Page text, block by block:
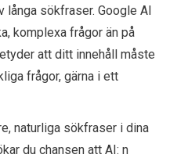
långa sökfraser. Google AI
komplexa frågor än på
att ditt innehåll måste
frågor, gärna i ett
naturliga sökfraser i dina
du chansen att AI: n